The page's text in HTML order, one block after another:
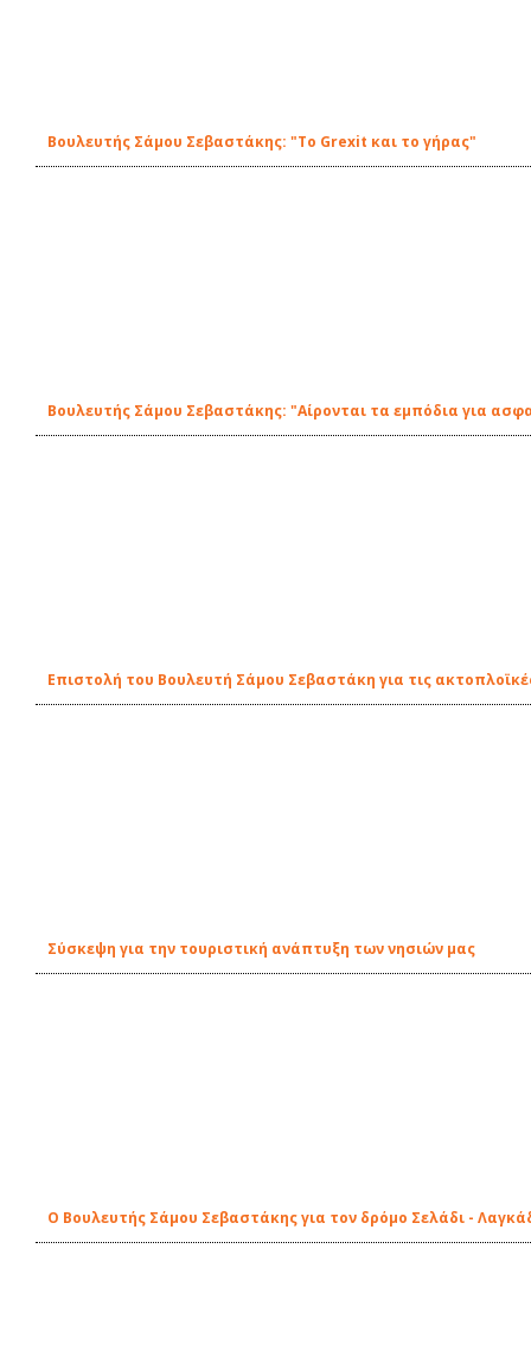
Βουλευτής Σάμου Σεβαστάκης: "Το Grexit και το γήρας"
Βουλευτής Σάμου Σεβαστάκης: "Αίρονται τα εμπόδια για
Επιστολή του Βουλευτή Σάμου Σεβαστάκη για τις
Σύσκεψη για την τουριστική ανάπτυξη των νησιών μας
Ο Βουλευτής Σάμου Σεβαστάκης για τον δρόμο Σελάδι -